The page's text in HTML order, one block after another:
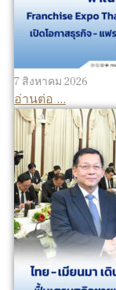
7 สิงหาคม 2026
อ่านต่อ ...